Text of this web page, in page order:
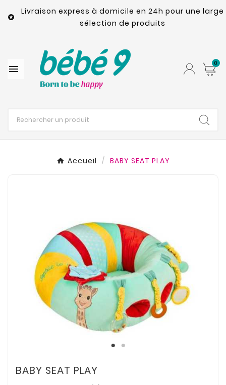

Livraison express à domicile en 24h pour une large
sélection de produits
 0
Accueil BABY SEAT PLAY
BABY SEAT PLAY